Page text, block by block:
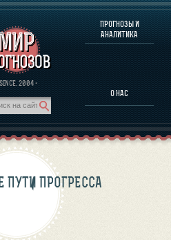
2004 ·
ПРОГНОЗЫ И
АНАЛИТИКА
О НАС
ЧЕЛОВЕКА
ВЫДАЮЩИХСЯ ЛИЧНОСТЕЙ
И АНАЛИТИКА
ПУТИ ПРОГРЕССА